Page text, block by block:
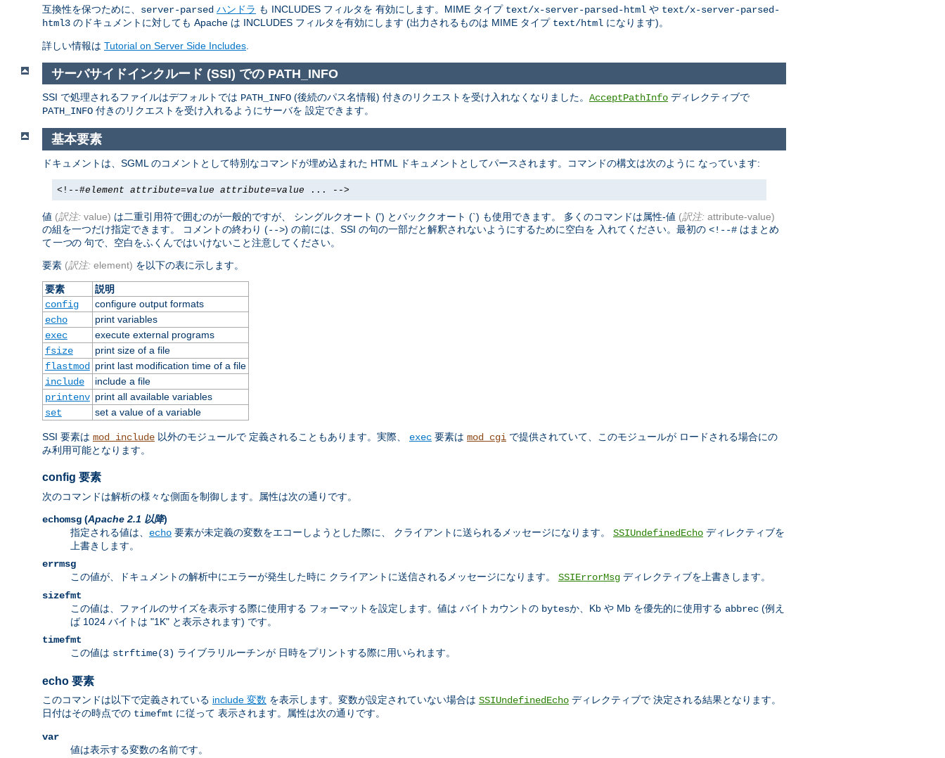
互換性を保つために、 server-parsed ハンドラ も INCLUDES フィルタを 有効にします。MIME タイプ text/x-server-parsed-html や text/x-server-parsed-
html3 のドキュメントに対しても Apache は INCLUDES フィルタを有効にします (出力されるものは MIME タイプ text/html になります)。
詳しい情報は Tutorial on Server Side Includes
サーバサイドインクルード (SSI) での PATH_INFO
SSI で処理されるファイルはデフォルトでは PATH_INFO (後続のパス名情報) 付きのリクエストを受け入れなくなりました。 AcceptPathInfo ディレクティブで
PATH_INFO 付きのリクエストを受け入れるようにサーバを 設定できます。
基本要素
ドキュメントは、SGML のコメントとして特別なコマンドが埋め込まれた HTML ドキュメントとしてパースされます。コマンドの構文は次のように なっています:
<!--#element attribute=value attribute=value ... -->
値 (訳注: value) は二重引用符で囲むのが一般的ですが、 シングルクオート (') とバッククオート (`) も使用できます。 多くのコマンドは属性-値 (訳注: attribute-value)
の組を一つだけ指定できます。 コメントの終わり (-->) の前には、SSI の句の一部だと解釈されないようにするために空白を 入れてください。最初の <!--# はまとめ
て一つの 句で、空白をふくんではいけないこと注意してください。
要素 (訳注: element) を以下の表に示します。
要素
説明
config
configure output formats
echo
print variables
exec
execute external programs
fsize
print size of a file
flastmod
print last modification time of a file
include
include a file
printenv print all available variables
set
set a value of a variable
SSI 要素は mod_include 以外のモジュールで 定義されることもあります。実際、 exec 要素は mod_cgi で提供されていて、このモジュールが ロードされる場合にの
み利用可能となります。
config 要素
次のコマンドは解析の様々な側面を制御します。属性は次の通りです。
echomsg (Apache 2.1 以降)
指定される値は、 echo 要素が未定義の変数をエコーしようとした際に、 クライアントに送られるメッセージになります。 SSIUndefinedEcho ディレクティブを
上書きします。
errmsg
この値が、ドキュメントの解析中にエラーが発生した時に クライアントに送信されるメッセージになります。 SSIErrorMsg ディレクティブを上書きします。
sizefmt
この値は、ファイルのサイズを表示する際に使用する フォーマットを設定します。値は バイトカウントの bytesか、Kb や Mb を優先的に使用する abbrec (例え
ば 1024 バイトは "1K" と表示されます) です。
timefmt
この値は strftime(3) ライブラリルーチンが 日時をプリントする際に用いられます。
echo 要素
このコマンドは以下で定義されている include 変数 を表示します。変数が設定されていない場合は SSIUndefinedEcho ディレクティブで 決定される結果となります。
日付はその時点での timefmt に従って 表示されます。属性は次の通りです。
var
値は表示する変数の名前です。